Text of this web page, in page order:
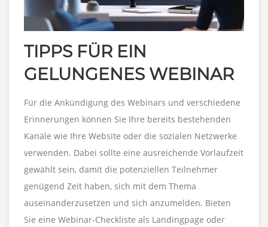
TIPPS FÜR EIN
GELUNGENES WEBINAR
Für die Ankündigung des Webinars und verschiedene
Erinnerungen können Sie Ihre bereits bestehenden
Kanäle wie Ihre Website oder die sozialen Netzwerke
verwenden. Dabei sollte eine ausreichende Vorlaufzeit
gewählt sein, damit die potenziellen Teilnehmer
genügend Zeit haben, sich mit dem Thema
auseinanderzusetzen und sich anzumelden. Bieten
Sie eine Webinar-Checkliste als Landingpage oder